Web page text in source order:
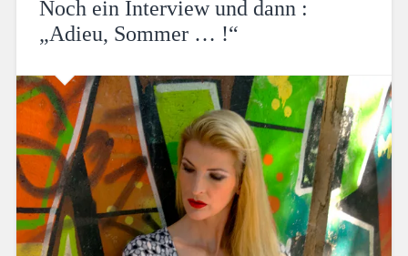
Noch ein Interview und dann :
„Adieu, Sommer … !“